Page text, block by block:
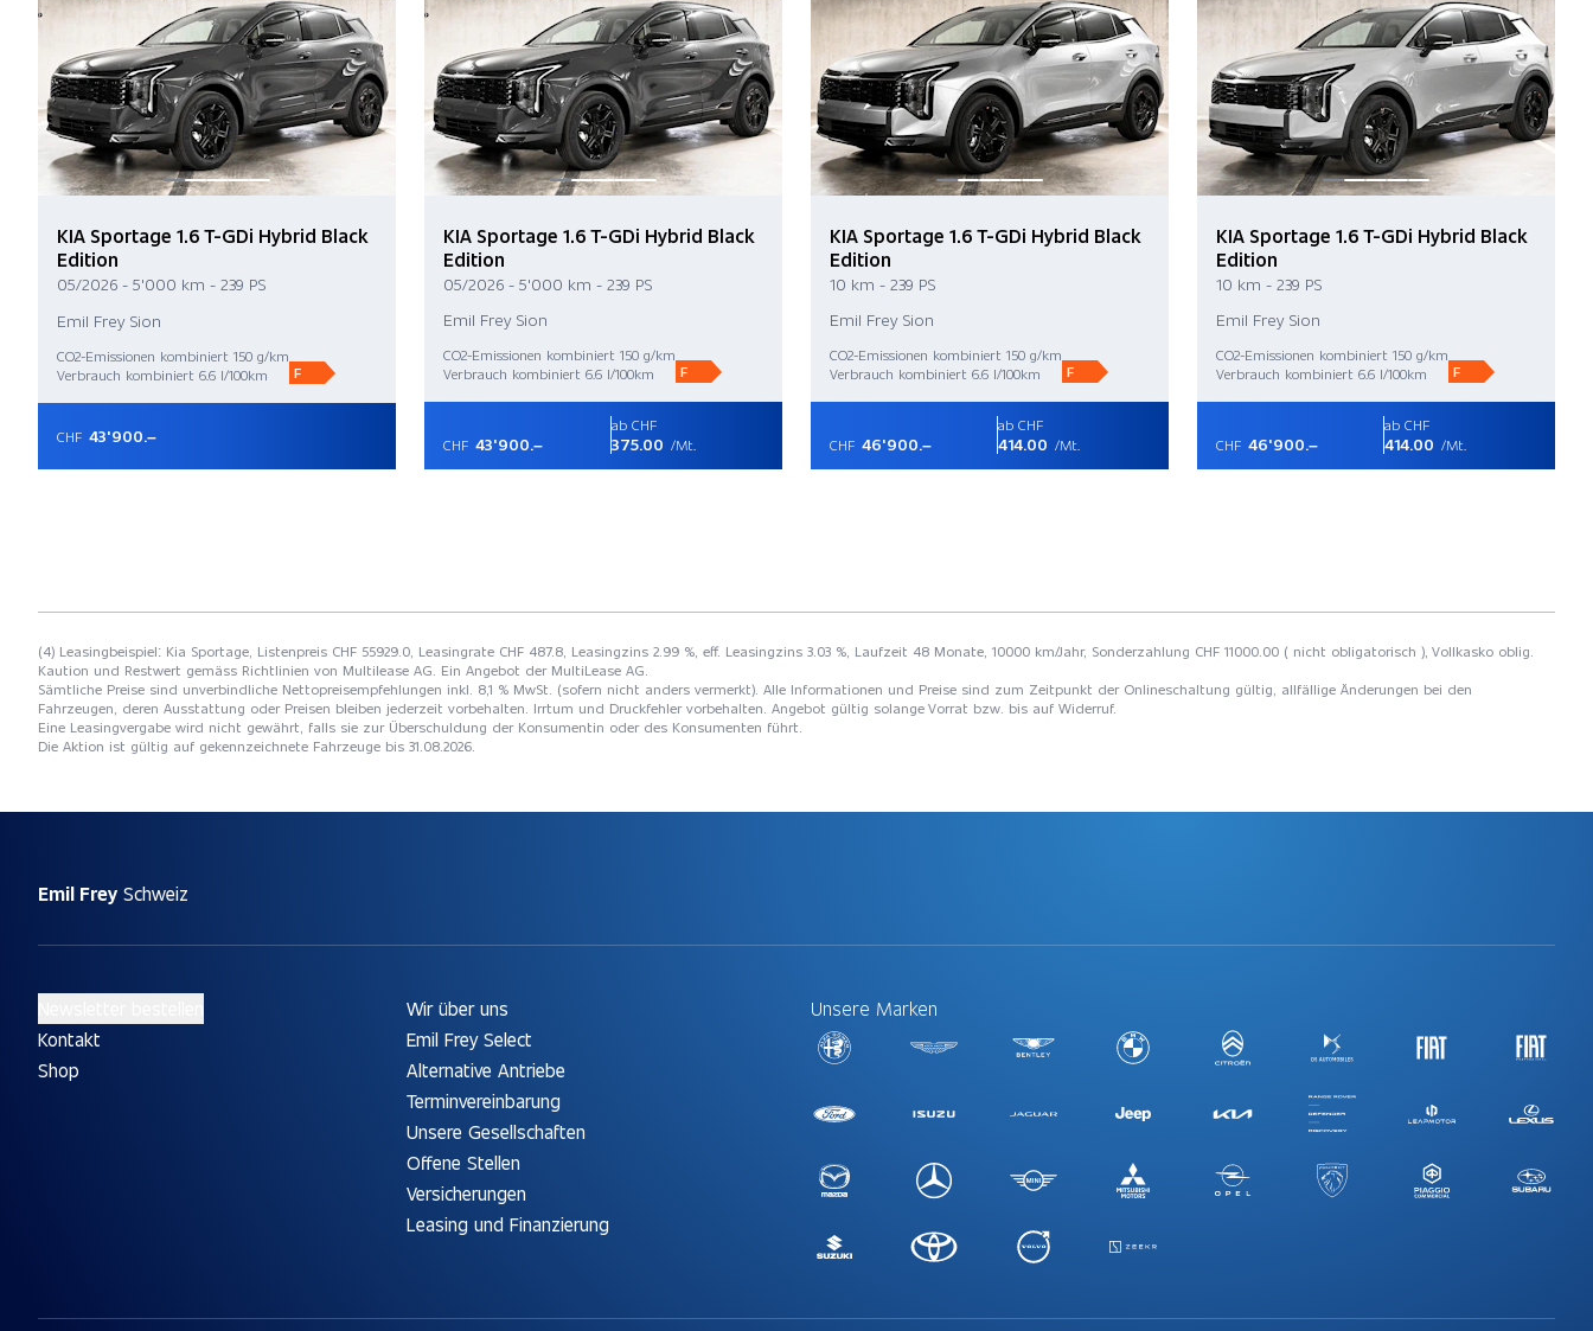
KIA Sportage 1.6 T-GDi Hybrid Black
Edition
05/2026 - 5'000 km - 239 PS
Emil Frey Sion
CO2-Emissionen kombiniert 150 g/km
Verbrauch kombiniert 6.6 l/100km
F
CHF 43'900.–
KIA Sportage 1.6 T-GDi Hybrid Black
Edition
05/2026 - 5'000 km - 239 PS
Emil Frey Sion
CO2-Emissionen kombiniert 150 g/km
Verbrauch kombiniert 6.6 l/100km
F
CHF 43'900.–
ab CHF
375.00 /Mt.
KIA Sportage 1.6 T-GDi Hybrid Black
Edition
10 km - 239 PS
Emil Frey Sion
CO2-Emissionen kombiniert 150 g/km
Verbrauch kombiniert 6.6 l/100km
F
CHF 46'900.–
ab CHF
414.00 /Mt.
KIA Sportage 1.6 T-GDi Hybrid Black
Edition
10 km - 239 PS
Emil Frey Sion
CO2-Emissionen kombiniert 150 g/km
Verbrauch kombiniert 6.6 l/100km
F
CHF 46'900.–
ab CHF
414.00 /Mt.
(4) Leasingbeispiel: Kia Sportage, Listenpreis CHF 55929.0, Leasingrate CHF 487.8, Leasingzins 2.99 %, eff. Leasingzins 3.03 %, Laufzeit 48 Monate, 10000 km/Jahr, Sonderzahlung CHF 11000.00 ( nicht obligatorisch ), Vollkasko oblig.
Kaution und Restwert gemäss Richtlinien von Multilease AG. Ein Angebot der MultiLease AG.
Sämtliche Preise sind unverbindliche Nettopreisempfehlungen inkl. 8,1 % MwSt. (sofern nicht anders vermerkt). Alle Informationen und Preise sind zum Zeitpunkt der Onlineschaltung gültig, allfällige Änderungen bei den
Fahrzeugen, deren Ausstattung oder Preisen bleiben jederzeit vorbehalten. Irrtum und Druckfehler vorbehalten. Angebot gültig solange Vorrat bzw. bis auf Widerruf.
Eine Leasingvergabe wird nicht gewährt, falls sie zur Überschuldung der Konsumentin oder des Konsumenten führt.
Die Aktion ist gültig auf gekennzeichnete Fahrzeuge bis 31.08.2026.
Emil Frey Schweiz
Kontakt
Shop
Wir über uns
Emil Frey Select
Alternative Antriebe
Terminvereinbarung
Unsere Gesellschaften
Offene Stellen
Versicherungen
Leasing und Finanzierung
Unsere Marken